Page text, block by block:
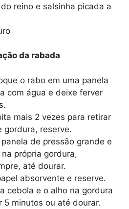
reino e salsinha picada a
da rabada
o rabo em uma panela
com água e deixe ferver
mais 2 vezes para retirar
gordura, reserve.
de pressão grande e
própria gordura,
até dourar.
absorvente e reserve.
cebola e o alho na gordura
5 minutos ou até dourar.